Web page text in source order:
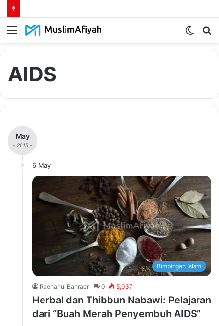
Menu
Switch
AIDS
May
- 2015 -
6 May
Bimbingan Islam
Raehanul Bahraen 0 5,037
Herbal dan Thibbun Nabawi: Pelajaran
dari “Buah Merah Penyembuh AIDS”